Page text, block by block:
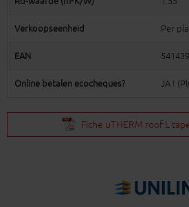
Verkoopseenheid Per
EAN
Online betalen ecocheques? JA !
Fiche uTHERM roof L